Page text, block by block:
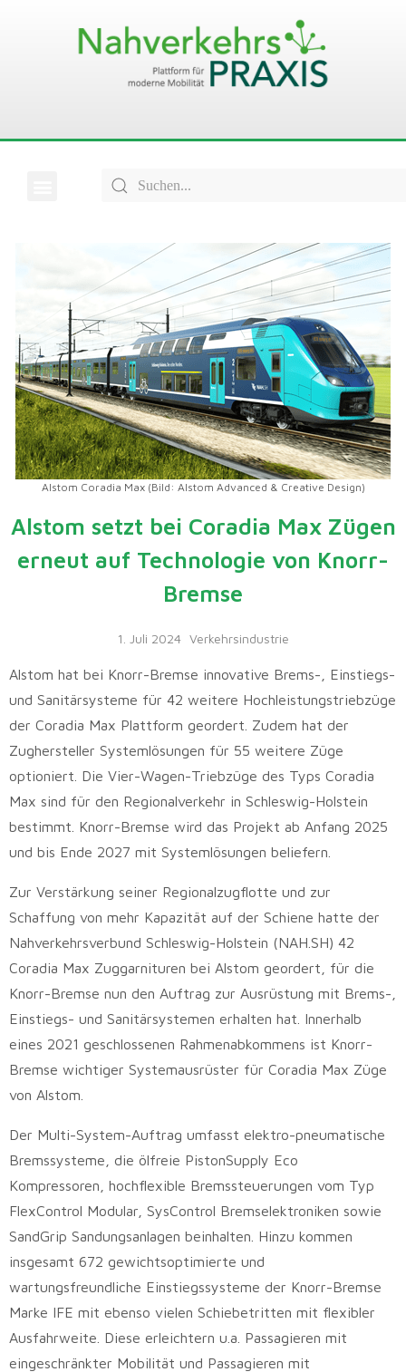
Alstom Coradia Max (Bild: Alstom Advanced & Creative Design)
Alstom setzt bei Coradia Max Zügen
erneut auf Technologie von Knorr-
Bremse
1. Juli 2024 Verkehrsindustrie
Alstom hat bei Knorr-Bremse innovative Brems-, Einstiegs-
und Sanitärsysteme für 42 weitere Hochleistungstriebzüge
der Coradia Max Plattform geordert. Zudem hat der
Zughersteller Systemlösungen für 55 weitere Züge
optioniert. Die Vier-Wagen-Triebzüge des Typs Coradia
Max sind für den Regionalverkehr in Schleswig-Holstein
bestimmt. Knorr-Bremse wird das Projekt ab Anfang 2025
und bis Ende 2027 mit Systemlösungen beliefern.
Zur Verstärkung seiner Regionalzugflotte und zur
Schaffung von mehr Kapazität auf der Schiene hatte der
Nahverkehrsverbund Schleswig-Holstein (NAH.SH) 42
Coradia Max Zuggarnituren bei Alstom geordert, für die
Knorr-Bremse nun den Auftrag zur Ausrüstung mit Brems-,
Einstiegs- und Sanitärsystemen erhalten hat. Innerhalb
eines 2021 geschlossenen Rahmenabkommens ist Knorr-
Bremse wichtiger Systemausrüster für Coradia Max Züge
von Alstom.
Der Multi-System-Auftrag umfasst elektro-pneumatische
Bremssysteme, die ölfreie PistonSupply Eco
Kompressoren, hochflexible Bremssteuerungen vom Typ
FlexControl Modular, SysControl Bremselektroniken sowie
SandGrip Sandungsanlagen beinhalten. Hinzu kommen
insgesamt 672 gewichtsoptimierte und
wartungsfreundliche Einstiegssysteme der Knorr-Bremse
Marke IFE mit ebenso vielen Schiebetritten mit flexibler
Ausfahrweite. Diese erleichtern u.a. Passagieren mit
eingeschränkter Mobilität und Passagieren mit